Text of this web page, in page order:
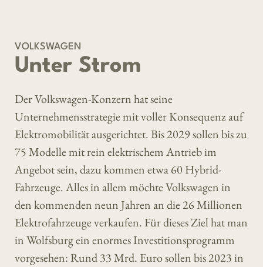
VOLKSWAGEN
Unter Strom
Der Volkswagen-Konzern hat seine
Unternehmensstrategie mit voller Konsequenz auf
Elektromobilität ausgerichtet. Bis 2029 sollen bis zu
75 Modelle mit rein elektrischem Antrieb im
Angebot sein, dazu kommen etwa 60 Hybrid-
Fahrzeuge. Alles in allem möchte Volkswagen in
den kommenden neun Jahren an die 26 Millionen
Elektrofahrzeuge verkaufen. Für dieses Ziel hat man
in Wolfsburg ein enormes Investitionsprogramm
vorgesehen: Rund 33 Mrd. Euro sollen bis 2023 in